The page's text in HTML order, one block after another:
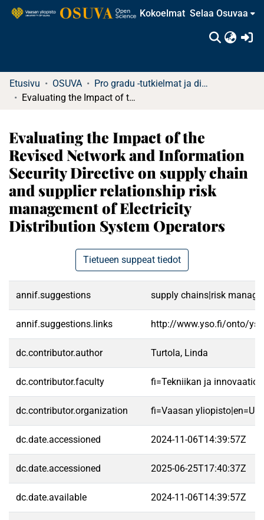
Kokoelmat Selaa Osuvaa
Etusivu OSUVA
Pro gradu -tutkielmat ja diplomityöt
Evaluating the Impact of the Revised Network and Information Security Directive on supply chain and supplier relationship risk management of Electricity Distribution System Operators
Evaluating the Impact of the
Revised Network and Information
Security Directive on supply chain
and supplier relationship risk
management of Electricity
Distribution System Operators
Tietueen suppeat tiedot
annif.suggestions supply chains|risk
annif.suggestions.links http://www.yso.fi/onto/
dc.contributor.author Turtola, Linda
dc.contributor.faculty fi=Tekniikan ja
dc.contributor.organization fi=Vaasan
dc.date.accessioned 2024-11-06T14:39:57Z
dc.date.accessioned 2025-06-25T17:40:37Z
dc.date.available 2024-11-06T14:39:57Z